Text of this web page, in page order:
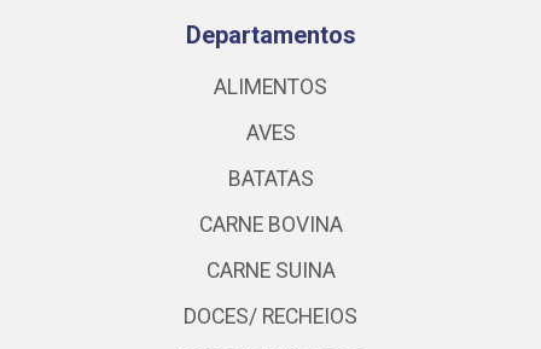
Departamentos
ALIMENTOS
AVES
BATATAS
CARNE BOVINA
CARNE SUINA
DOCES/ RECHEIOS